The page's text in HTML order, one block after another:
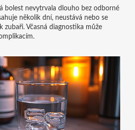
bolest nevytrvala dlouho bez odborné
několik dní, neustává nebo se
zubaři. Včasná diagnostika může